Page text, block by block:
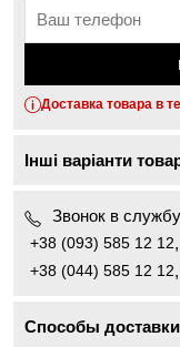
Доставка товара в
Інші варіанти
Звонок в
+38 (093) 585 12 12,
+38 (044) 585 12 12,
Способы доставки